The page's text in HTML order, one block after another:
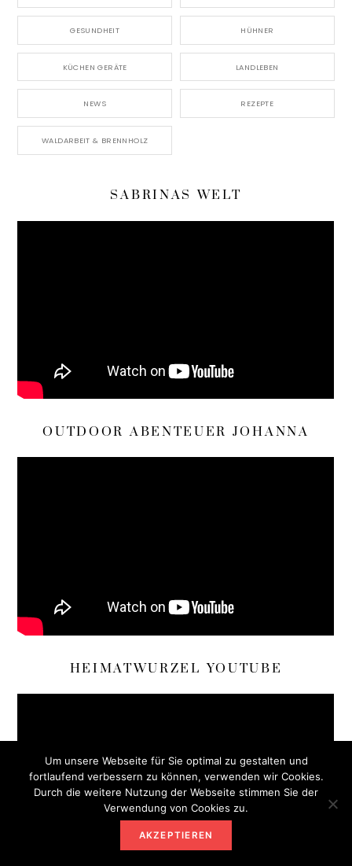
GESUNDHEIT HÜHNER
KÜCHEN GERÄTE LANDLEBEN
NEWS REZEPTE
WALDARBEIT & BRENNHOLZ
SABRINAS WELT
OUTDOOR ABENTEUER JOHANNA
HEIMATWURZEL YOUTUBE
Um unsere Webseite für Sie optimal zu gestalten und
fortlaufend verbessern zu können, verwenden wir Cookies.
Durch die weitere Nutzung der Webseite stimmen Sie der
Verwendung von Cookies zu.
AKZEPTIEREN